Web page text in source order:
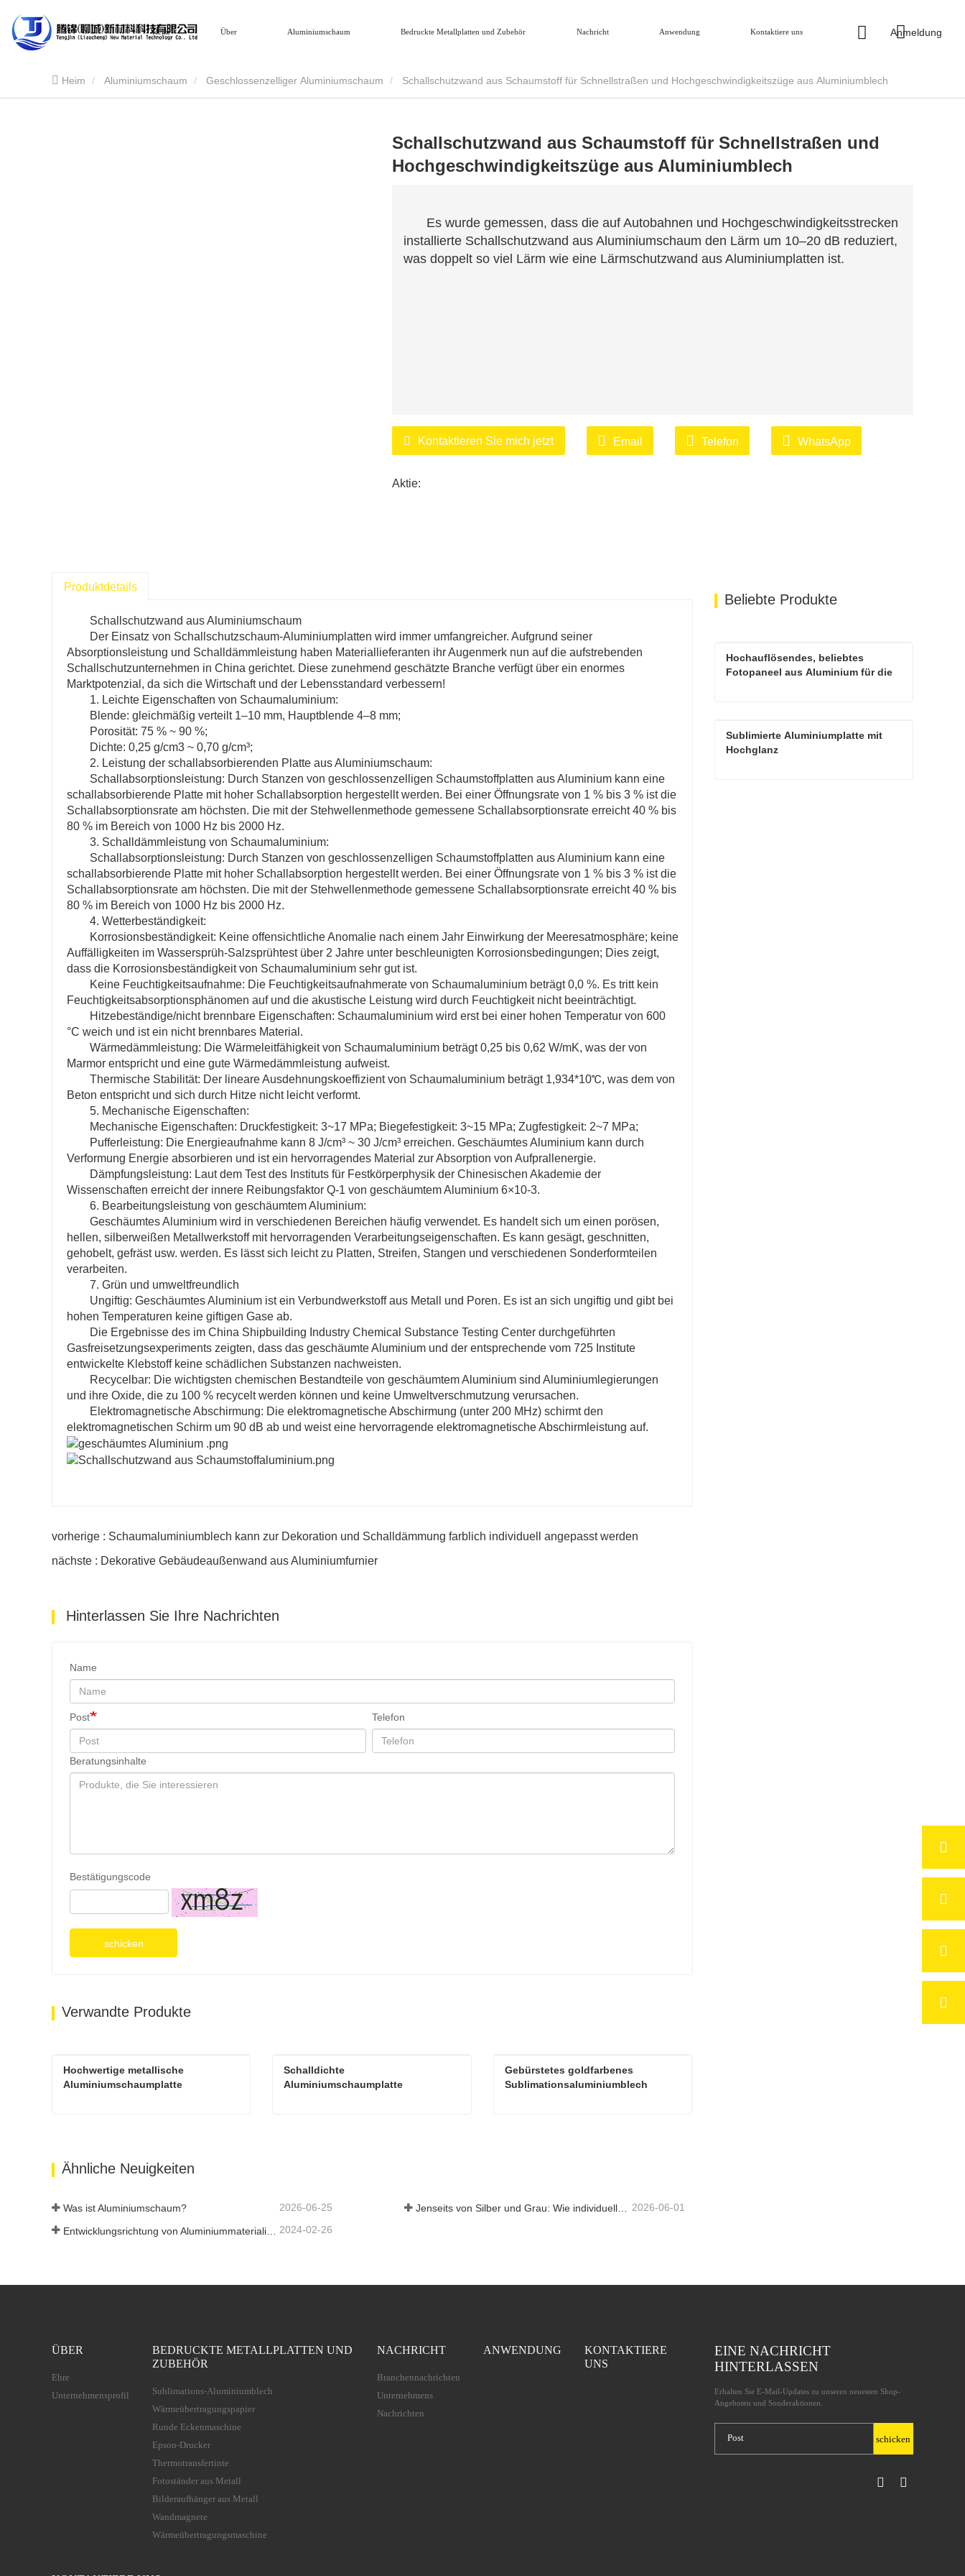
Heim Über Aluminiumschaum Bedruckte Metallplatten und Zubehör Nachricht Anwendung Kontaktiere uns Anmeldung
Heim Aluminiumschaum Geschlossenzelliger Aluminiumschaum Schallschutzwand aus Schaumstoff für Schnellstraßen und Hochgeschwindigkeitszüge aus Aluminiumblech
Schallschutzwand aus Schaumstoff für Schnellstraßen und
Hochgeschwindigkeitszüge aus Aluminiumblech
Es wurde gemessen, dass die auf Autobahnen und Hochgeschwindigkeitsstrecken
installierte Schallschutzwand aus Aluminiumschaum den Lärm um 10–20 dB reduziert,
was doppelt so viel Lärm wie eine Lärmschutzwand aus Aluminiumplatten ist.
Kontaktieren Sie mich jetzt Email Telefon WhatsApp
Aktie:
Produktdetails
Schallschutzwand aus Aluminiumschaum
Der Einsatz von Schallschutzschaum-Aluminiumplatten wird immer umfangreicher. Aufgrund seiner
Absorptionsleistung und Schalldämmleistung haben Materiallieferanten ihr Augenmerk nun auf die aufstrebenden
Schallschutzunternehmen in China gerichtet. Diese zunehmend geschätzte Branche verfügt über ein enormes
Marktpotenzial, da sich die Wirtschaft und der Lebensstandard verbessern!
1. Leichte Eigenschaften von Schaumaluminium:
Blende: gleichmäßig verteilt 1–10 mm, Hauptblende 4–8 mm;
Porosität: 75 % ~ 90 %;
Dichte: 0,25 g/cm3 ~ 0,70 g/cm³;
2. Leistung der schallabsorbierenden Platte aus Aluminiumschaum:
Schallabsorptionsleistung: Durch Stanzen von geschlossenzelligen Schaumstoffplatten aus Aluminium kann eine
schallabsorbierende Platte mit hoher Schallabsorption hergestellt werden. Bei einer Öffnungsrate von 1 % bis 3 % ist die
Schallabsorptionsrate am höchsten. Die mit der Stehwellenmethode gemessene Schallabsorptionsrate erreicht 40 % bis
80 % im Bereich von 1000 Hz bis 2000 Hz.
3. Schalldämmleistung von Schaumaluminium:
Schallabsorptionsleistung: Durch Stanzen von geschlossenzelligen Schaumstoffplatten aus Aluminium kann eine
schallabsorbierende Platte mit hoher Schallabsorption hergestellt werden. Bei einer Öffnungsrate von 1 % bis 3 % ist die
Schallabsorptionsrate am höchsten. Die mit der Stehwellenmethode gemessene Schallabsorptionsrate erreicht 40 % bis
80 % im Bereich von 1000 Hz bis 2000 Hz.
4. Wetterbeständigkeit:
Korrosionsbeständigkeit: Keine offensichtliche Anomalie nach einem Jahr Einwirkung der Meeresatmosphäre; keine
Auffälligkeiten im Wassersprüh-Salzsprühtest über 2 Jahre unter beschleunigten Korrosionsbedingungen; Dies zeigt,
dass die Korrosionsbeständigkeit von Schaumaluminium sehr gut ist.
Keine Feuchtigkeitsaufnahme: Die Feuchtigkeitsaufnahmerate von Schaumaluminium beträgt 0,0 %. Es tritt kein
Feuchtigkeitsabsorptionsphänomen auf und die akustische Leistung wird durch Feuchtigkeit nicht beeinträchtigt.
Hitzebeständige/nicht brennbare Eigenschaften: Schaumaluminium wird erst bei einer hohen Temperatur von 600
°C weich und ist ein nicht brennbares Material.
Wärmedämmleistung: Die Wärmeleitfähigkeit von Schaumaluminium beträgt 0,25 bis 0,62 W/mK, was der von
Marmor entspricht und eine gute Wärmedämmleistung aufweist.
Thermische Stabilität: Der lineare Ausdehnungskoeffizient von Schaumaluminium beträgt 1,934*10℃, was dem von
Beton entspricht und sich durch Hitze nicht leicht verformt.
5. Mechanische Eigenschaften:
Mechanische Eigenschaften: Druckfestigkeit: 3~17 MPa; Biegefestigkeit: 3~15 MPa; Zugfestigkeit: 2~7 MPa;
Pufferleistung: Die Energieaufnahme kann 8 J/cm³ ~ 30 J/cm³ erreichen. Geschäumtes Aluminium kann durch
Verformung Energie absorbieren und ist ein hervorragendes Material zur Absorption von Aufprallenergie.
Dämpfungsleistung: Laut dem Test des Instituts für Festkörperphysik der Chinesischen Akademie der
Wissenschaften erreicht der innere Reibungsfaktor Q-1 von geschäumtem Aluminium 6×10-3.
6. Bearbeitungsleistung von geschäumtem Aluminium:
Geschäumtes Aluminium wird in verschiedenen Bereichen häufig verwendet. Es handelt sich um einen porösen,
hellen, silberweißen Metallwerkstoff mit hervorragenden Verarbeitungseigenschaften. Es kann gesägt, geschnitten,
gehobelt, gefräst usw. werden. Es lässt sich leicht zu Platten, Streifen, Stangen und verschiedenen Sonderformteilen
verarbeiten.
7. Grün und umweltfreundlich
Ungiftig: Geschäumtes Aluminium ist ein Verbundwerkstoff aus Metall und Poren. Es ist an sich ungiftig und gibt bei
hohen Temperaturen keine giftigen Gase ab.
Die Ergebnisse des im China Shipbuilding Industry Chemical Substance Testing Center durchgeführten
Gasfreisetzungsexperiments zeigten, dass das geschäumte Aluminium und der entsprechende vom 725 Institute
entwickelte Klebstoff keine schädlichen Substanzen nachweisten.
Recycelbar: Die wichtigsten chemischen Bestandteile von geschäumtem Aluminium sind Aluminiumlegierungen
und ihre Oxide, die zu 100 % recycelt werden können und keine Umweltverschmutzung verursachen.
Elektromagnetische Abschirmung: Die elektromagnetische Abschirmung (unter 200 MHz) schirmt den
elektromagnetischen Schirm um 90 dB ab und weist eine hervorragende elektromagnetische Abschirmleistung auf.
vorherige : Schaumaluminiumblech kann zur Dekoration und Schalldämmung farblich individuell angepasst werden
nächste : Dekorative Gebäudeaußenwand aus Aluminiumfurnier
Hinterlassen Sie Ihre Nachrichten
Name
Post Telefon
Beratungsinhalte
Bestätigungscode
schicken
Verwandte Produkte
Hochwertige metallische
Aluminiumschaumplatte
Schalldichte
Aluminiumschaumplatte
Gebürstetes goldfarbenes
Sublimationsaluminiumblech
Ähnliche Neuigkeiten
Was ist Aluminiumschaum? 2026-06-25 Jenseits von Silber und Grau: Wie individuell gewählte Farben unbegrenzte Möglichkeiten für Aluminiumschaum eröffnen 2026-06-01
2024-02-26
Beliebte Produkte
Hochauflösendes, beliebtes
Fotopaneel aus Aluminium für die
Kontaktieren Sie mich jetzt
Sublimierte Aluminiumplatte mit
Hochglanz
ÜBER
Ehre
Unternehmensprofil
BEDRUCKTE METALLPLATTEN UND
ZUBEHÖR
Sublimations-Aluminiumblech
Wärmeübertragungspapier
Runde Eckenmaschine
Epson-Drucker
Thermotransfertinte
Fotoständer aus Metall
Bilderaufhänger aus Metall
Wandmagnete
Wärmeübertragungsmaschine
NACHRICHT
Branchennachrichten
Unternehmens
Nachrichten
ANWENDUNG
KONTAKTIERE
UNS
EINE NACHRICHT
HINTERLASSEN
Erhalten Sie E-Mail-Updates zu unseren neuesten Shop-
Angeboten und Sonderaktionen.
schicken